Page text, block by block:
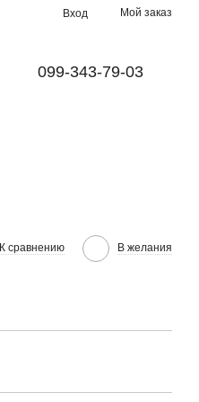
Вход Мой заказ
099-343-79-03
К сравнению В желания